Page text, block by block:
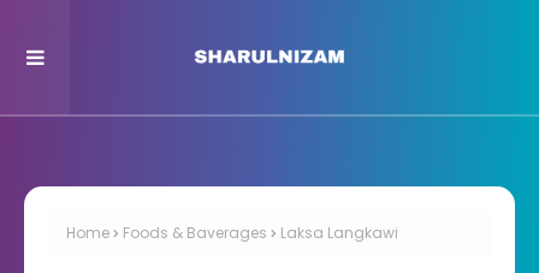
Home Foods & Baverages Laksa Langkawi